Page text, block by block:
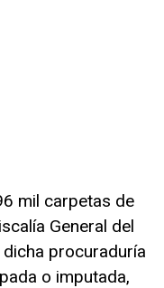
mil carpetas de
General del
dicha procuraduría
o imputada,